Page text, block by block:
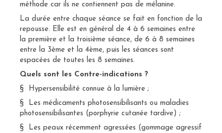
méthode car ils ne contiennent pas de mélanine.
La durée entre chaque séance se fait en fonction de la
repousse. Elle est en général de 4 à 6 semaines entre
la première et la troisième séance, de 6 à 8 semaines
entre la 3ème et la 4ème, puis les séances sont
espacées de toutes les 8 semaines.
Quels sont les Contre-indications ?
§ Hypersensibilité connue à la lumière ;
§ Les médicaments photosensibilisants ou maladies
photosensibilisantes (porphyrie cutanée tardive) ;
§ Les peaux récemment agressées (gommage agressif